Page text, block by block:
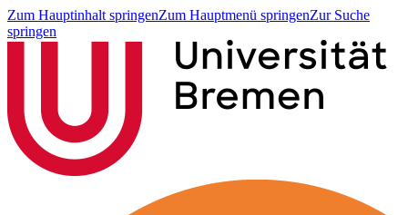
Zum Hauptinhalt springenZum Hauptmenü springenZur Suche
springen